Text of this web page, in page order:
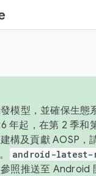
模型，並確保生態
年起，在第 2 季和
構及貢獻 AOSP，
。 android-latest-
照推送至 Android